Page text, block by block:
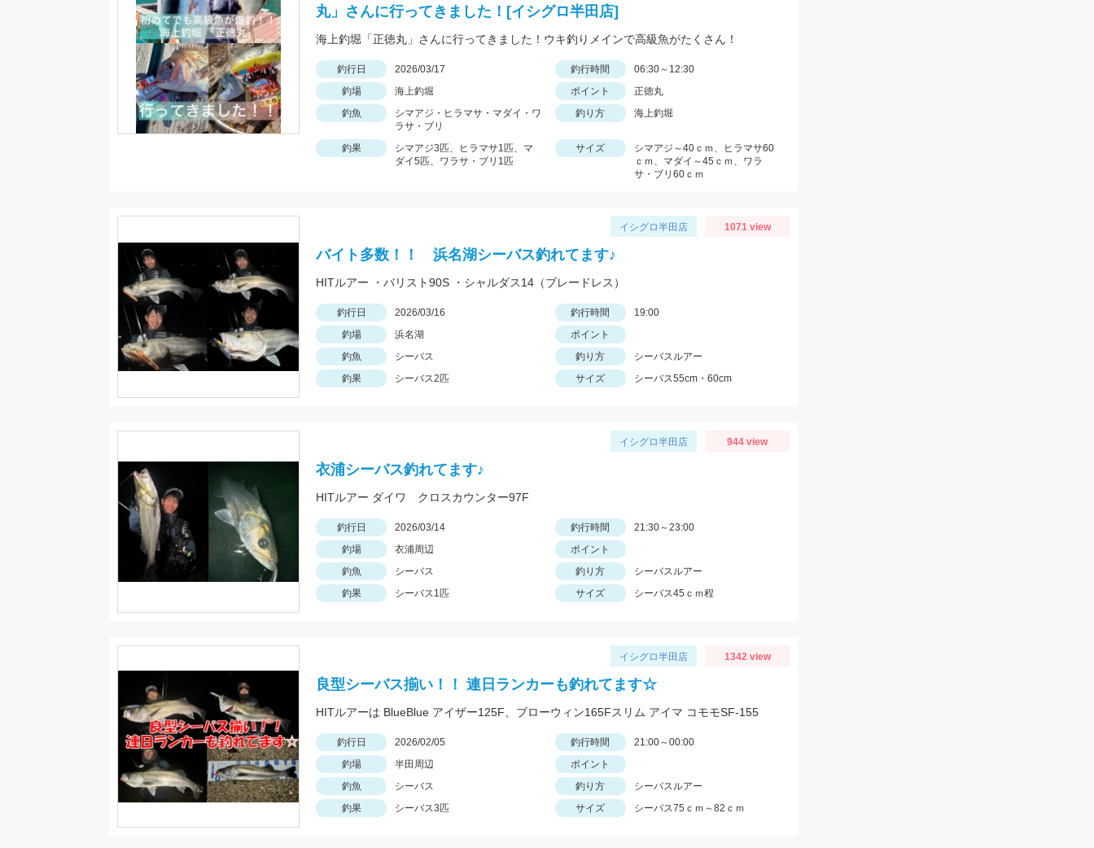
丸」さんに行ってきました！[イシグロ半田店]
海上釣堀「正徳丸」さんに行ってきました！ウキ釣りメインで高級魚がたくさん！
釣行日 2026/03/17 釣行時間
06:30～12:30
釣場
海上釣堀 ポイント
正徳丸
釣魚
シマアジ・ヒラマサ・マダイ・ワ
ラサ・ブリ
釣り方 海上釣堀
釣果
シマアジ3匹、ヒラマサ1匹、マ
ダイ5匹、ワラサ・ブリ1匹
サイズ
シマアジ～40ｃｍ、ヒラマサ60
ｃｍ、マダイ～45ｃｍ、ワラ
サ・ブリ60ｃｍ
イシグロ半田店 1071 view
バイト多数！！ 浜名湖シーバス釣れてます♪
HITルアー ・バリスト90S ・シャルダス14（ブレードレス）
釣行日 2026/03/16 釣行時間
19:00
釣場
浜名湖
ポイント
釣魚
シーバス 釣り方
シーバスルアー
釣果
シーバス2匹 サイズ シーバス55cm・60cm
イシグロ半田店 944 view
衣浦シーバス釣れてます♪
HITルアー ダイワ クロスカウンター97F
釣行日 2026/03/14 釣行時間
21:30～23:00
釣場
衣浦周辺
ポイント
釣魚
シーバス 釣り方
シーバスルアー
釣果
シーバス1匹 サイズ シーバス45ｃｍ程
イシグロ半田店 1342 view
良型シーバス揃い！！ 連日ランカーも釣れてます☆
HITルアーは BlueBlue アイザー125F、ブローウィン165Fスリム アイマ コモモSF-155
釣行日 2026/02/05 釣行時間
21:00～00:00
釣場
半田周辺
ポイント
釣魚
シーバス 釣り方
シーバスルアー
釣果
シーバス3匹 サイズ シーバス75ｃｍ～82ｃｍ